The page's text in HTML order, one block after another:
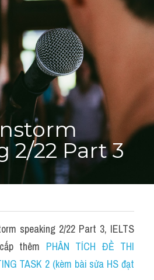
2/22 Part 3
speaking 2/22 Part 3, IELTS
thêm PHÂN TÍCH ĐỀ THI
TASK 2 (kèm bài sửa HS đạt